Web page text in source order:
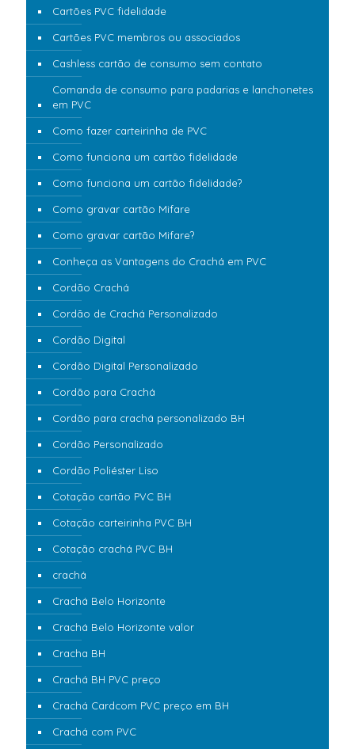
Cartões PVC fidelidade
Cartões PVC membros ou associados
Cashless cartão de consumo sem contato
Comanda de consumo para padarias e lanchonetes
em PVC
Como fazer carteirinha de PVC
Como funciona um cartão fidelidade
Como funciona um cartão fidelidade?
Como gravar cartão Mifare
Como gravar cartão Mifare?
Conheça as Vantagens do Crachá em PVC
Cordão Crachá
Cordão de Crachá Personalizado
Cordão Digital
Cordão Digital Personalizado
Cordão para Crachá
Cordão para crachá personalizado BH
Cordão Personalizado
Cordão Poliéster Liso
Cotação cartão PVC BH
Cotação carteirinha PVC BH
Cotação crachá PVC BH
crachá
Crachá Belo Horizonte
Crachá Belo Horizonte valor
Cracha BH
Crachá BH PVC preço
Crachá Cardcom PVC preço em BH
Crachá com PVC